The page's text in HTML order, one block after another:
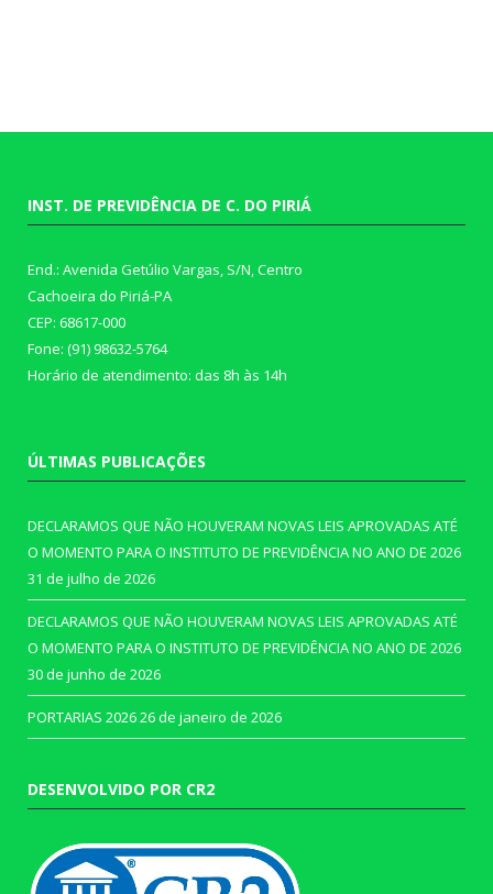
INST. DE PREVIDÊNCIA DE C. DO PIRIÁ
End.: Avenida Getúlio Vargas, S/N, Centro
Cachoeira do Piriá-PA
CEP: 68617-000
Fone: (91) 98632-5764
Horário de atendimento: das 8h às 14h
ÚLTIMAS PUBLICAÇÕES
DECLARAMOS QUE NÃO HOUVERAM NOVAS LEIS APROVADAS ATÉ
O MOMENTO PARA O INSTITUTO DE PREVIDÊNCIA NO ANO DE 2026
31 de julho de 2026
DECLARAMOS QUE NÃO HOUVERAM NOVAS LEIS APROVADAS ATÉ
O MOMENTO PARA O INSTITUTO DE PREVIDÊNCIA NO ANO DE 2026
30 de junho de 2026
PORTARIAS 202626 de janeiro de 2026
DESENVOLVIDO POR CR2